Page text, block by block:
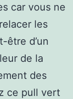
car vous ne
les
être d’un
de la
des
ce pull vert